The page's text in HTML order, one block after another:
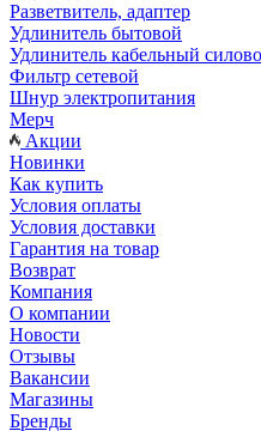
Разветвитель, адаптер
Удлинитель бытовой
Удлинитель кабельный
Фильтр сетевой
Шнур электропитания
Мерч
Акции
Новинки
Как купить
Условия оплаты
Условия доставки
Гарантия на товар
Возврат
Компания
О компании
Новости
Отзывы
Вакансии
Магазины
Бренды